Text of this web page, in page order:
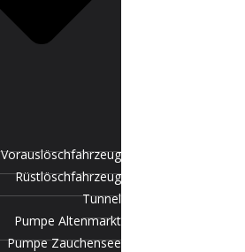
Vorauslöschfahrzeug
Rüstlöschfahrzeug
Tunnel
Pumpe Altenmarkt
Pumpe Zauchensee